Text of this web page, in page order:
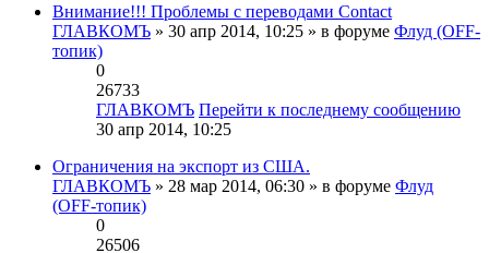
Внимание!!! Проблемы с переводами Contact
ГЛАВКОМЪ » 30 апр 2014, 10:25 » в форуме Флуд (OFF-
топик)
0
26733
ГЛАВКОМЪ Перейти к последнему сообщению
30 апр 2014, 10:25
Ограничения на экспорт из США.
ГЛАВКОМЪ » 28 мар 2014, 06:30 » в форуме Флуд
(OFF-топик)
0
26506